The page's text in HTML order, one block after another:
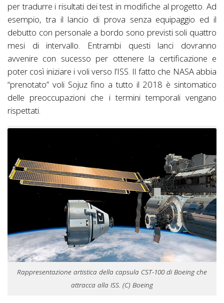
per tradurre i risultati dei test in modifiche al progetto. Ad
esempio, tra il lancio di prova senza equipaggio ed il
debutto con personale a bordo sono previsti soli quattro
mesi di intervallo. Entrambi questi lanci dovranno
avvenire con sucesso per ottenere la certificazione e
poter così iniziare i voli verso l’ISS. Il fatto che NASA abbia
“prenotato” voli Sojuz fino a tutto il 2018 è sintomatico
delle preoccupazioni che i termini temporali vengano
rispettati.
Rappresentazione artistica della capsula CST-100 di Boeing che
attracca alla ISS. (C) Boeing